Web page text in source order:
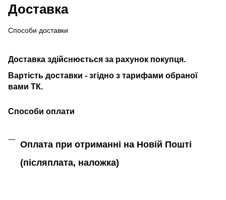
Доставка
Способи доставки
Доставка здійснюється за рахунок покупця.
Вартість доставки - згідно з тарифами обраної
вами ТК.
Способи оплати
Оплата при отриманні на Новій Пошті
(післяплата, наложка)